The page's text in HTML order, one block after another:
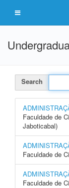
Search
Faculdade de
Jaboticabal)
Faculdade de
Faculdade de